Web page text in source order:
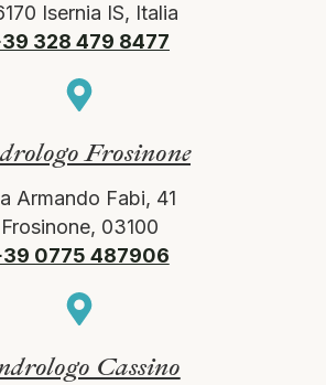
Isernia IS, Italia
328 479 8477
Frosinone
Armando Fabi, 41
Frosinone, 03100
0775 487906
Cassino